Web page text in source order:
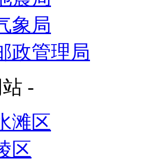
象局
政管理局
-
滩区
区